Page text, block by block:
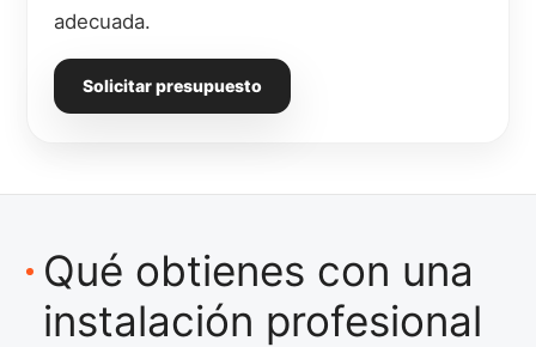
adecuada.
Solicitar presupuesto
Qué obtienes con una
instalación profesional